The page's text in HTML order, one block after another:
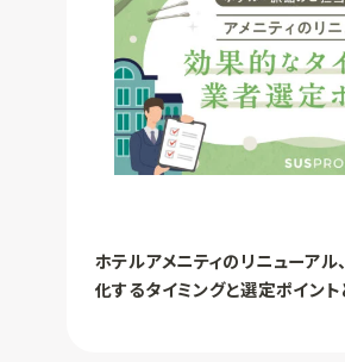
ホテルアメニティのリニューアル
化するタイミングと選定ポイント